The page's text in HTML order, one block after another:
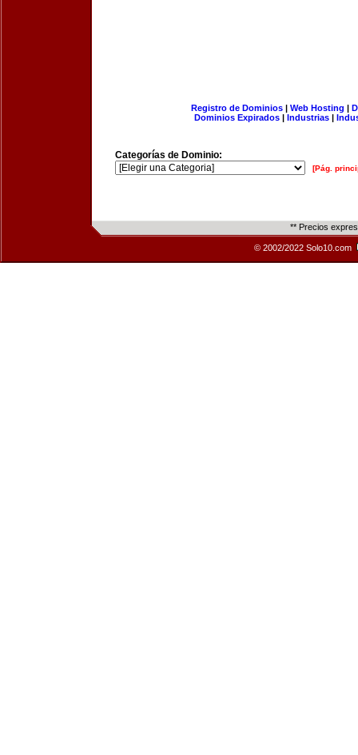
Registro de Dominios| Web Hosting |
Dominios Expirados | Industrias |
Categorías de Dominio:
[Pág.
** Precios
© 2002/2022 Solo10.com